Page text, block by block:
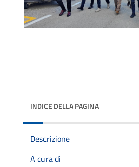
INDICE DELLA PAGINA
Descrizione
A cura di